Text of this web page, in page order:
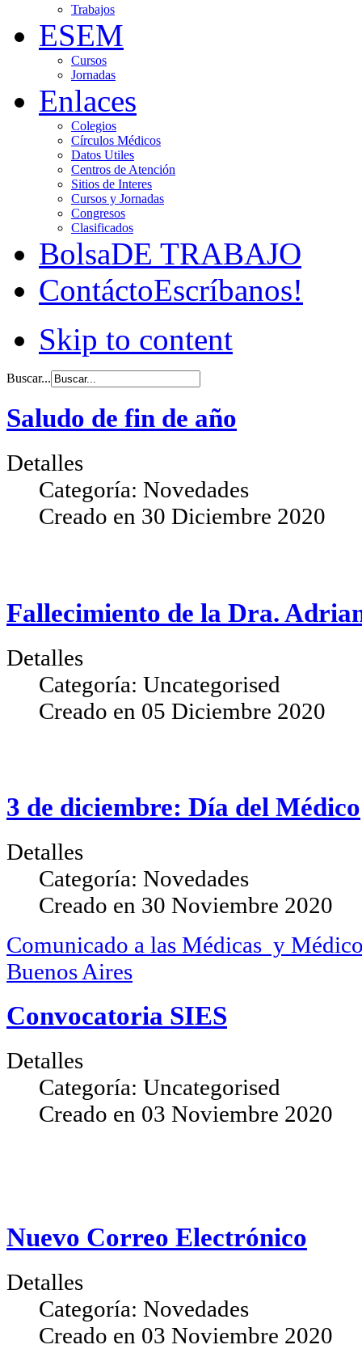
Trabajos
ESEM
Cursos
Jornadas
Enlaces
Colegios
Círculos Médicos
Datos Utiles
Centros de Atención
Sitios de Interes
Cursos y Jornadas
Congresos
Clasificados
BolsaDE TRABAJO
ContáctoEscríbanos!
Skip to content
Buscar...
Saludo de fin de año
Detalles
Categoría: Novedades
Creado en 30 Diciembre 2020
Fallecimiento de la Dra.
Detalles
Categoría: Uncategorised
Creado en 05 Diciembre 2020
3 de diciembre: Día del Médico
Detalles
Categoría: Novedades
Creado en 30 Noviembre 2020
Comunicado a las Médicas y
Buenos Aires
Convocatoria SIES
Detalles
Categoría: Uncategorised
Creado en 03 Noviembre 2020
Nuevo Correo Electrónico
Detalles
Categoría: Novedades
Creado en 03 Noviembre 2020